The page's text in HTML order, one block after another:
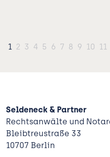
1 2 3 4 5 6 7 8 9 10 11
Seldeneck & Partner
Rechtsanwälte und
Bleibtreustraße 33
10707 Berlin